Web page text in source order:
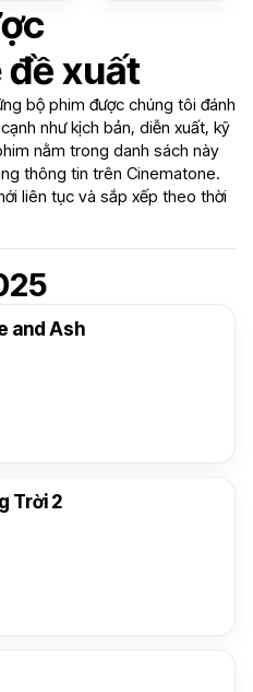
xuất
bộ phim được chúng tôi đánh
như kịch bản, diễn xuất, kỹ
nằm trong danh sách này
thông tin trên Cinematone.
liên tục và sắp xếp theo thời
and Ash
Trời 2